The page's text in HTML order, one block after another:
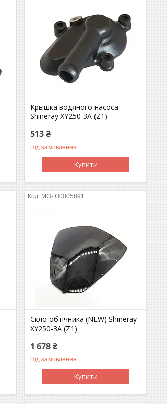
Крышка водяного насоса
Shineray XY250-3A (Z1)
513 ₴
Під замовлення
Купити
MO-Ю0005891
Скло обтічника (NEW) Shineray
XY250-3A (Z1)
1 678 ₴
Під замовлення
Купити